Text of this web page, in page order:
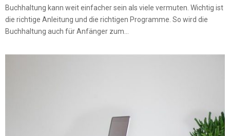
Buchhaltung kann weit einfacher sein als viele vermuten. Wichtig ist
die richtige Anleitung und die richtigen Programme. So wird die
Buchhaltung auch für Anfänger zum...